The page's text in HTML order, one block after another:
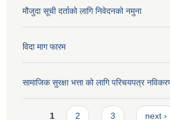
मौजुदा सूची दर्ताको लागि निवेदनको नमुना
विदा माग फारम
सामाजिक सुरक्षा भत्ता को लागि परिचयपत्र
Pages
1 2 3 next ›